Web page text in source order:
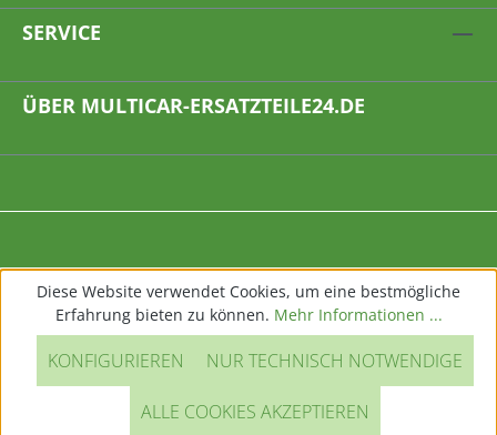
SERVICE
ÜBER MULTICAR-ERSATZTEILE24.DE
Diese Website verwendet Cookies, um eine bestmögliche
Erfahrung bieten zu können. Mehr Informationen ...
NUR TECHNISCH NOTWENDIGE
KONFIGURIEREN
ALLE COOKIES AKZEPTIEREN